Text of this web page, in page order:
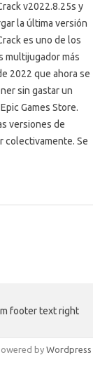
v2022.8.25s y
la última versión
es uno de los
multijugador más
2022 que ahora se
sin gastar un
Games Store.
versiones de
colectivamente. Se
footer text right
by Wordpress